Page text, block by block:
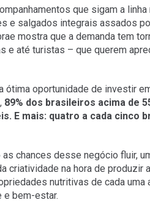
que sigam a linha
e salgados integrais assados
mostra que a demanda tem
e até turistas – que querem
oportunidade de investir
89% dos brasileiros acima de
E mais: quatro a cada cinco
chances desse negócio fluir,
criatividade na hora de produzir
nutritivas de cada uma
e bem-estar.